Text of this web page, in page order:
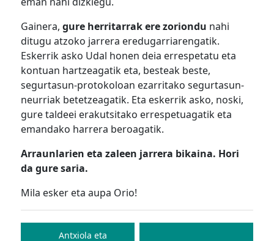
Gainera,gure herritarrak ere zoriondu nahi
ditugu atzoko jarrera eredugarriarengatik.
Eskerrik asko Udal honen deia errespetatu eta
kontuan hartzeagatik eta, besteak beste,
segurtasun-protokoloan ezarritako segurtasun-
neurriak betetzeagatik. Eta eskerrik asko, noski,
gure taldeei erakutsitako errespetuagatik eta
emandako harrera beroagatik.
Arraunlarien eta zaleen jarrera bikaina. Hori
da gure saria.
Mila esker eta aupa Orio!
Bidalketetan
zeharAntxiola eta